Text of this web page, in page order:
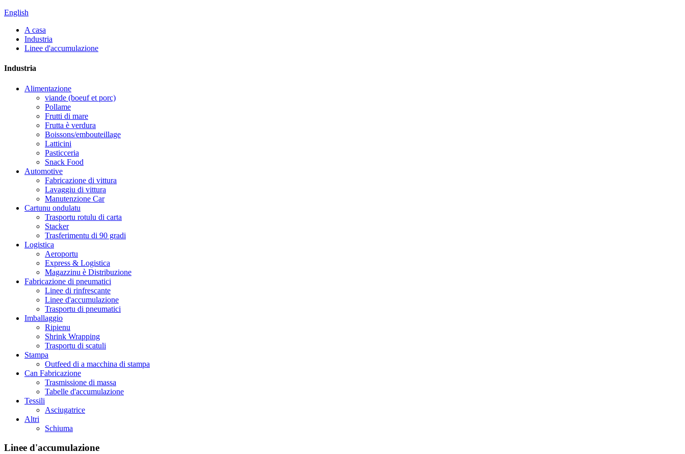
English
A casa
Industria
Linee d'accumulazione
Industria
Alimentazione
viande (boeuf et porc)
Pollame
Frutti di mare
Frutta è verdura
Boissons/embouteillage
Latticini
Pasticceria
Snack Food
Automotive
Fabricazione di vittura
Lavaggiu di vittura
Manutenzione Car
Cartunu ondulatu
Trasportu rotulu di carta
Stacker
Trasferimentu di 90 gradi
Logistica
Aeroportu
Express & Logistica
Magazzinu è Distribuzione
Fabricazione di pneumatici
Linee di rinfrescante
Linee d'accumulazione
Trasportu di pneumatici
Imballaggio
Ripienu
Shrink Wrapping
Trasportu di scatuli
Stampa
Outfeed di a macchina di stampa
Can Fabricazione
Trasmissione di massa
Tabelle d'accumulazione
Tessili
Asciugatrice
Altri
Schiuma
Linee d'accumulazione